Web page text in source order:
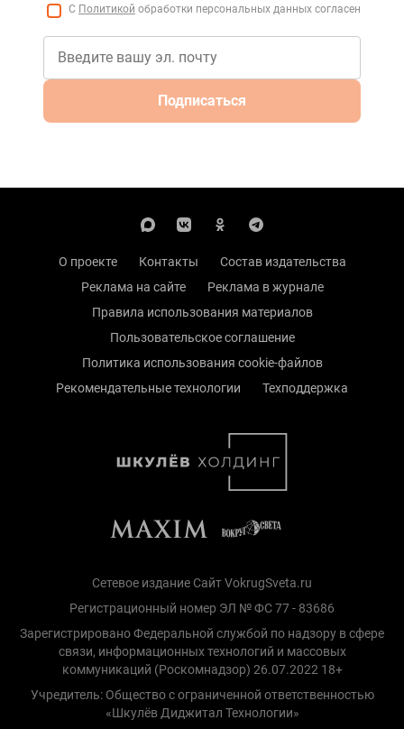
С Политикой обработки персональных данных согласен
Подписаться
О проекте Контакты
Состав издательства
Реклама на сайте
Реклама в журнале
Правила использования материалов
Пользовательское соглашение
Политика использования cookie-файлов
Рекомендательные технологии
Техподдержка
Сетевое издание Сайт VokrugSveta.ru
Регистрационный номер ЭЛ № ФС 77 - 83686
Зарегистрировано Федеральной службой по надзору в сфере
связи, информационных технологий и массовых
коммуникаций (Роскомнадзор) 26.07.2022 18+
Учредитель: Общество с ограниченной ответственностью
«Шкулёв Диджитал Технологии»